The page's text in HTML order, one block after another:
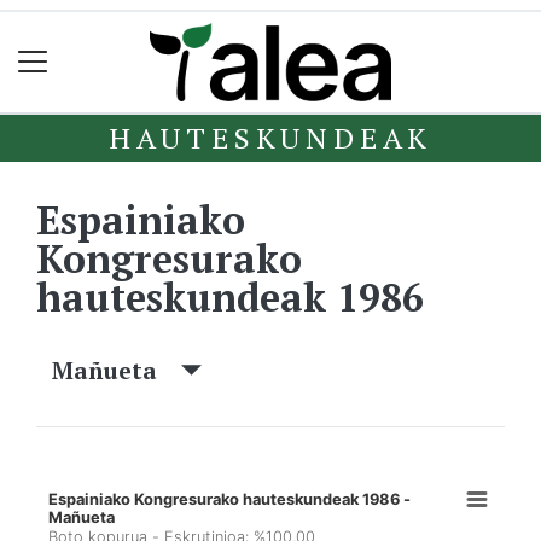
HAUTESKUNDEAK
Espainiako
Kongresurako
hauteskundeak 1986
Mañueta
Espainiako Kongresurako hauteskundeak 1986 -
Mañueta
Boto kopurua - Eskrutinioa: %100,00